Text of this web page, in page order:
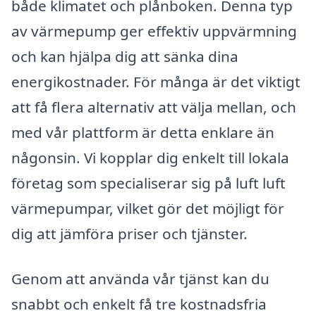
både klimatet och plånboken. Denna typ
av värmepump ger effektiv uppvärmning
och kan hjälpa dig att sänka dina
energikostnader. För många är det viktigt
att få flera alternativ att välja mellan, och
med vår plattform är detta enklare än
någonsin. Vi kopplar dig enkelt till lokala
företag som specialiserar sig på luft luft
värmepumpar, vilket gör det möjligt för
dig att jämföra priser och tjänster.
Genom att använda vår tjänst kan du
snabbt och enkelt få tre kostnadsfria